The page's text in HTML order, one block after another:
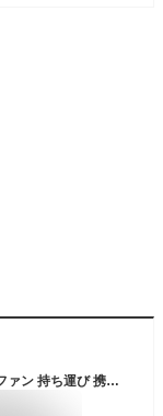
超コンパクト ハンディクーラー 扇風機 ハンディファン 持ち運び 携帯 片手サイズ 冷却 扇風機 USB充電式 軽量 コンパクト ポータブル 夏 梅雨